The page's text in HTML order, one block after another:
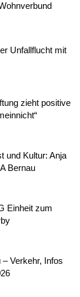
Unfallflucht mit
zieht positive
und Kultur: Anja
Bernau
Einheit zum
Verkehr, Infos